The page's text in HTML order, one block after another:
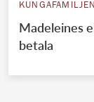
KUNGAFAMILJEN
Madeleines
betala